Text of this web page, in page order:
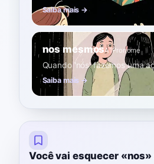
Saiba mais →
nos mesmosA1Pronome
Quando 'nós' fazemos uma
Saiba mais →
Você vai esquecer